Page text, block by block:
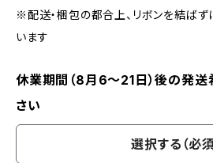
※配送・梱包の都合上、リボンを結ば
います
休業期間（8月6〜21日）後の発
さい
選択する（必須